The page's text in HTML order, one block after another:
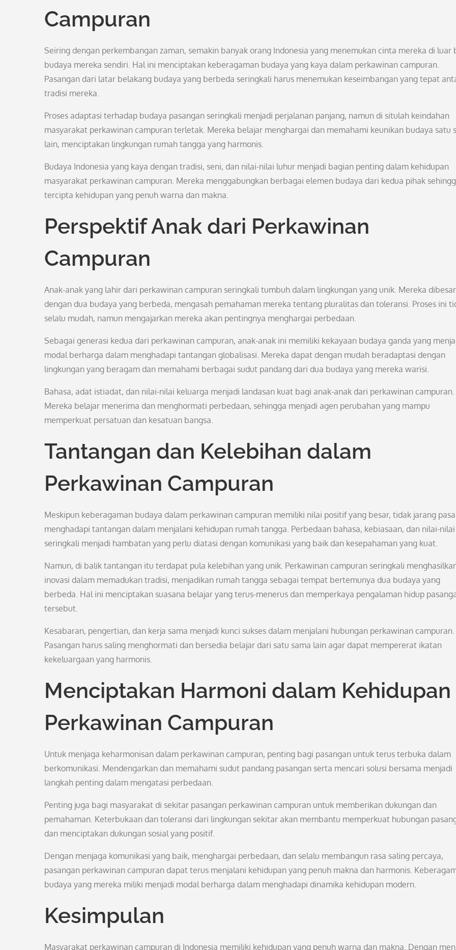
Campuran
Seiring dengan perkembangan zaman, semakin banyak orang Indonesia yang menemukan cinta mereka di luar
budaya mereka sendiri. Hal ini menciptakan keberagaman budaya yang kaya dalam perkawinan campuran.
Pasangan dari latar belakang budaya yang berbeda seringkali harus menemukan keseimbangan yang tepat
tradisi mereka.
Proses adaptasi terhadap budaya pasangan seringkali menjadi perjalanan panjang, namun di situlah keindahan
masyarakat perkawinan campuran terletak. Mereka belajar menghargai dan memahami keunikan budaya satu
lain, menciptakan lingkungan rumah tangga yang harmonis.
Budaya Indonesia yang kaya dengan tradisi, seni, dan nilai-nilai luhur menjadi bagian penting dalam kehidupan
masyarakat perkawinan campuran. Mereka menggabungkan berbagai elemen budaya dari kedua pihak
tercipta kehidupan yang penuh warna dan makna.
Perspektif Anak dari Perkawinan
Campuran
Anak-anak yang lahir dari perkawinan campuran seringkali tumbuh dalam lingkungan yang unik. Mereka
dengan dua budaya yang berbeda, mengasah pemahaman mereka tentang pluralitas dan toleransi. Proses ini
selalu mudah, namun mengajarkan mereka akan pentingnya menghargai perbedaan.
Sebagai generasi kedua dari perkawinan campuran, anak-anak ini memiliki kekayaan budaya ganda yang
modal berharga dalam menghadapi tantangan globalisasi. Mereka dapat dengan mudah beradaptasi dengan
lingkungan yang beragam dan memahami berbagai sudut pandang dari dua budaya yang mereka warisi.
Bahasa, adat istiadat, dan nilai-nilai keluarga menjadi landasan kuat bagi anak-anak dari perkawinan campuran.
Mereka belajar menerima dan menghormati perbedaan, sehingga menjadi agen perubahan yang mampu
memperkuat persatuan dan kesatuan bangsa.
Tantangan dan Kelebihan dalam
Perkawinan Campuran
Meskipun keberagaman budaya dalam perkawinan campuran memiliki nilai positif yang besar, tidak jarang
menghadapi tantangan dalam menjalani kehidupan rumah tangga. Perbedaan bahasa, kebiasaan, dan nilai-nilai
seringkali menjadi hambatan yang perlu diatasi dengan komunikasi yang baik dan kesepahaman yang kuat.
Namun, di balik tantangan itu terdapat pula kelebihan yang unik. Perkawinan campuran seringkali
inovasi dalam memadukan tradisi, menjadikan rumah tangga sebagai tempat bertemunya dua budaya yang
berbeda. Hal ini menciptakan suasana belajar yang terus-menerus dan memperkaya pengalaman hidup
tersebut.
Kesabaran, pengertian, dan kerja sama menjadi kunci sukses dalam menjalani hubungan perkawinan campuran.
Pasangan harus saling menghormati dan bersedia belajar dari satu sama lain agar dapat mempererat ikatan
kekeluargaan yang harmonis.
Menciptakan Harmoni dalam Kehidupan
Perkawinan Campuran
Untuk menjaga keharmonisan dalam perkawinan campuran, penting bagi pasangan untuk terus terbuka dalam
berkomunikasi. Mendengarkan dan memahami sudut pandang pasangan serta mencari solusi bersama menjadi
langkah penting dalam mengatasi perbedaan.
Penting juga bagi masyarakat di sekitar pasangan perkawinan campuran untuk memberikan dukungan dan
pemahaman. Keterbukaan dan toleransi dari lingkungan sekitar akan membantu memperkuat hubungan
dan menciptakan dukungan sosial yang positif.
Dengan menjaga komunikasi yang baik, menghargai perbedaan, dan selalu membangun rasa saling percaya,
pasangan perkawinan campuran dapat terus menjalani kehidupan yang penuh makna dan harmonis.
budaya yang mereka miliki menjadi modal berharga dalam menghadapi dinamika kehidupan modern.
Kesimpulan
Masyarakat perkawinan campuran di Indonesia memiliki kehidupan yang penuh warna dan makna. Dengan